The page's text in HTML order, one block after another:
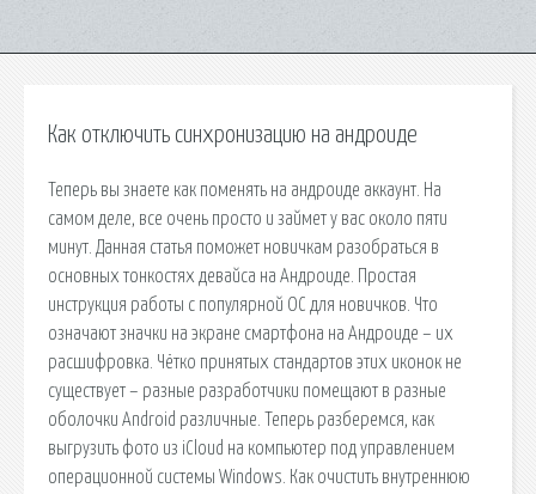
Как отключить синхронизацию на андроиде
Теперь вы знаете как поменять на андроиде аккаунт. На
самом деле, все очень просто и займет у вас около пяти
минут. Данная статья поможет новичкам разобраться в
основных тонкостях девайса на Андроиде. Простая
инструкция работы с популярной ОС для новичков. Что
означают значки на экране смартфона на Андроиде – их
расшифровка. Чётко принятых стандартов этих иконок не
существует – разные разработчики помещают в разные
оболочки Android различные. Теперь разберемся, как
выгрузить фото из iCloud на компьютер под управлением
операционной системы Windows. Как очистить внутреннюю